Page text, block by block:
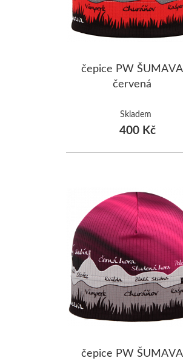
čepice PW ŠUMAVA
červená
Skladem
400 Kč
čepice PW ŠUMAVA